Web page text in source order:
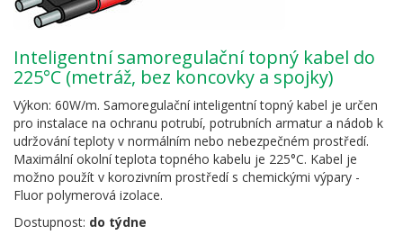
Inteligentní samoregulační topný kabel do
225°C (metráž, bez koncovky a spojky)
Výkon: 60W/m. Samoregulační inteligentní topný kabel je určen
pro instalace na ochranu potrubí, potrubních armatur a nádob k
udržování teploty v normálním nebo nebezpečném prostředí.
Maximální okolní teplota topného kabelu je 225°C. Kabel je
možno použít v korozivním prostředí s chemickými výpary -
Fluor polymerová izolace.
Dostupnost: do týdne